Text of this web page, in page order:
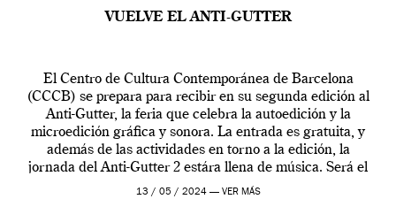
VUELVE EL ANTI-GUTTER
El Centro de Cultura Contemporánea de Barcelona
(CCCB) se prepara para recibir en su segunda edición al
Anti-Gutter, la feria que celebra la autoedición y la
microedición gráfica y sonora. La entrada es gratuita, y
además de las actividades en torno a la edición, la
jornada del Anti-Gutter 2 estára llena de música. Será el
[…]
13 / 05 / 2024 — VER MÁS